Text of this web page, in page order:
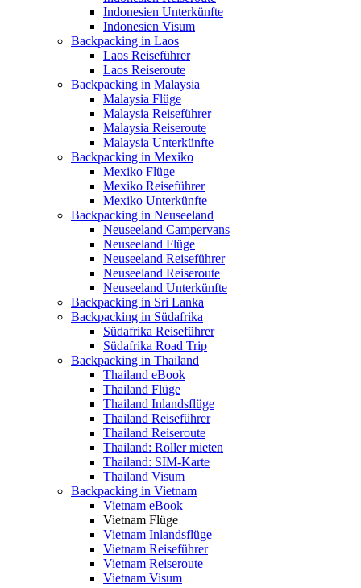
Indonesien Unterkünfte
Indonesien Visum
Backpacking in Laos
Laos Reiseführer
Laos Reiseroute
Backpacking in Malaysia
Malaysia Flüge
Malaysia Reiseführer
Malaysia Reiseroute
Malaysia Unterkünfte
Backpacking in Mexiko
Mexiko Flüge
Mexiko Reiseführer
Mexiko Unterkünfte
Backpacking in Neuseeland
Neuseeland Campervans
Neuseeland Flüge
Neuseeland Reiseführer
Neuseeland Reiseroute
Neuseeland Unterkünfte
Backpacking in Sri Lanka
Backpacking in Südafrika
Südafrika Reiseführer
Südafrika Road Trip
Backpacking in Thailand
Thailand eBook
Thailand Flüge
Thailand Inlandsflüge
Thailand Reiseführer
Thailand Reiseroute
Thailand: Roller mieten
Thailand: SIM-Karte
Thailand Visum
Backpacking in Vietnam
Vietnam eBook
Vietnam Flüge
Vietnam Inlandsflüge
Vietnam Reiseführer
Vietnam Reiseroute
Vietnam Visum